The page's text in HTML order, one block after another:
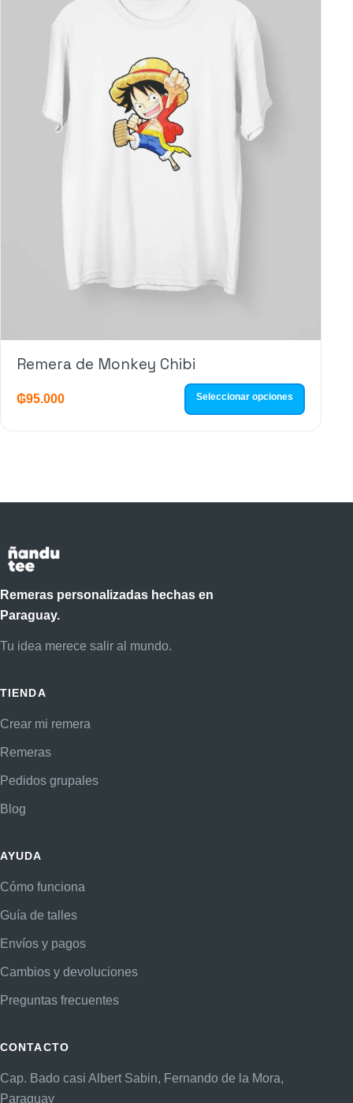
Remera de Monkey Chibi
₲95.000 Seleccionar opciones
Remeras personalizadas hechas en
Paraguay.
Tu idea merece salir al mundo.
TIENDA
Crear mi remera
Remeras
Pedidos grupales
Blog
AYUDA
Cómo funciona
Guía de talles
Envíos y pagos
Cambios y devoluciones
Preguntas frecuentes
CONTACTO
Cap. Bado casi Albert Sabin, Fernando de la Mora,
Paraguay